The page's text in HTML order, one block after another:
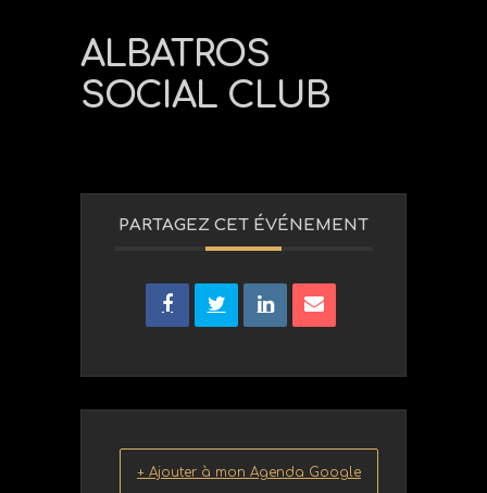
ALBATROS
SOCIAL CLUB
PARTAGEZ CET ÉVÉNEMENT
+ Ajouter à mon Agenda Google